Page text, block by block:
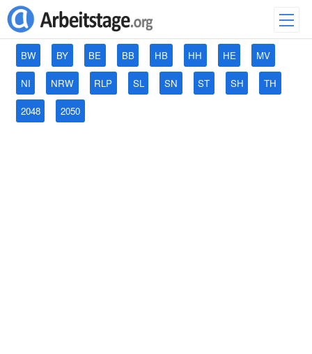
BW BY BE BB HB HH HE MV
NI NRW RLP SL SN ST SH TH
2048 2050